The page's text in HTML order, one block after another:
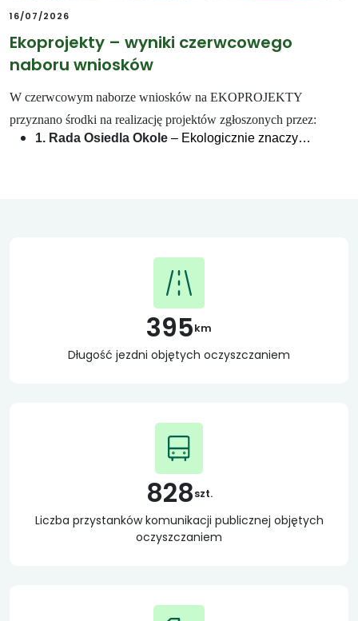
16/07/2026
Ekoprojekty – wyniki czerwcowego
naboru wniosków
W czerwcowym naborze wniosków na EKOPROJEKTY
przyznano środki na realizację projektów zgłoszonych przez:
1. Rada Osiedla Okole – Ekologicznie znaczy…
395km
Długość jezdni objętych oczyszczaniem
828szt.
Liczba przystanków komunikacji publicznej objętych
oczyszczaniem